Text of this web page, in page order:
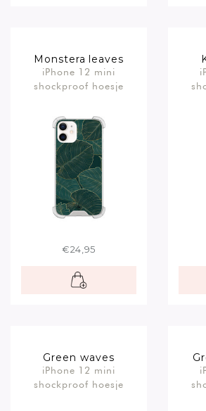
Monstera leaves
iPhone 12 mini
shockproof hoesje
€24,95
Green waves
iPhone 12 mini
shockproof hoesje